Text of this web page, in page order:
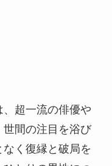
超一流の俳優や
世間の注目を浴び
く復縁と破局を